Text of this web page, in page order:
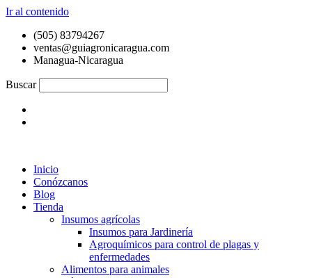
Ir al contenido
(505) 83794267
ventas@guiagronicaragua.com
Managua-Nicaragua
Buscar
Inicio
Conózcanos
Blog
Tienda
Insumos agrícolas
Insumos para Jardinería
Agroquímicos para control de plagas y
enfermedades
Alimentos para animales